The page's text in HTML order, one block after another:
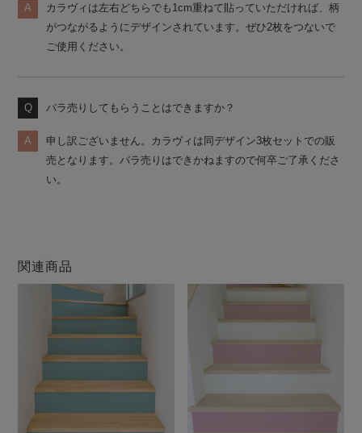
カラヴィは左右どちらでも1cm重ねて貼っていただければ、柄
がつながるようにデザインされています。ぜひ2枚をつないで
ご使用ください。
バラ売りしてもらうことはできますか？
申し訳ございません。カラヴィは同デザイン3枚セットでの販
売となります。バラ売りはできかねますので何卒ご了承くださ
い。
関連商品